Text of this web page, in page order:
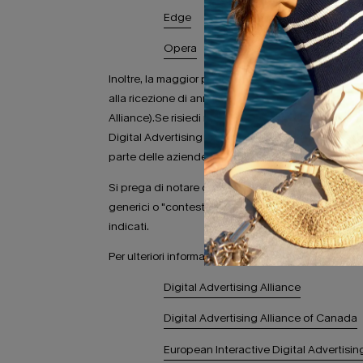
Edge
Opera
Inoltre, la maggior parte delle reti pubblicitarie
alla ricezione di annunci mirati dalle reti
Alliance).Se risiedi nell'Unione Europea, puoi
Digital Advertising Alliance visitando https://
parte delle aziende partecipanti, scarica
Si prega di notare che la disattivazione delle
generici o "contestuali" sui nostri siti web. È
indicati.
Per ulteriori informazioni, visitare:
Digital Advertising Alliance
Digital Advertising Alliance of Canada
European Interactive Digital